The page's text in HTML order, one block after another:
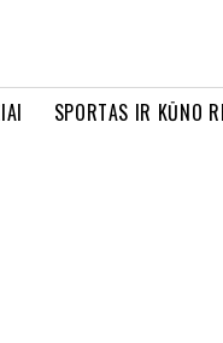
SPORTAS IR KŪNO